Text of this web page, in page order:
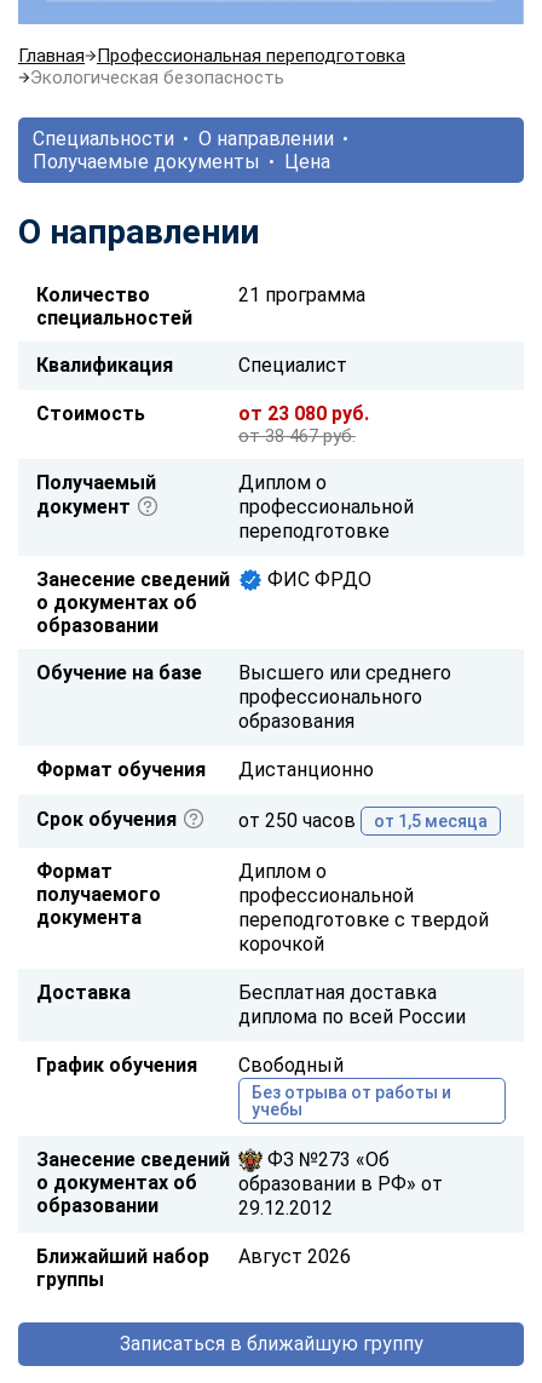
Главная
Профессиональная переподготовка
Экологическая безопасность
Специальности
О направлении
Получаемые документы
Цена
О направлении
Количество
специальностей
21 программа
Квалификация Специалист
Стоимость от 23 080 руб.
от 38 467 руб.
Получаемый
документ
Диплом о
профессиональной
переподготовке
Занесение сведений
о документах об
образовании
ФИС ФРДО
Обучение на базе
Высшего или среднего
профессионального
образования
Формат обучения Дистанционно
Срок обучения от 250 часов от 1,5 месяца
Формат
получаемого
документа
Диплом о
профессиональной
переподготовке с твердой
корочкой
Доставка
Бесплатная доставка
диплома по всей России
График обучения Свободный
Без отрыва от работы и
учебы
Занесение сведений
о документах об
образовании
ФЗ №273 «Об
образовании в РФ» от
29.12.2012
Ближайший набор
группы
Август 2026
Записаться в ближайшую группу